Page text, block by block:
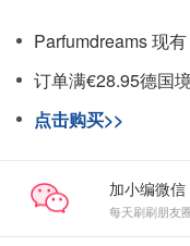
Parfumdreams 现
订单满€28.95德国
点击购买>>
加小编微信
每天刷刷朋友